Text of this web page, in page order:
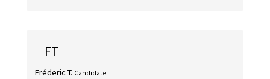
FT
Fréderic T. Candidate